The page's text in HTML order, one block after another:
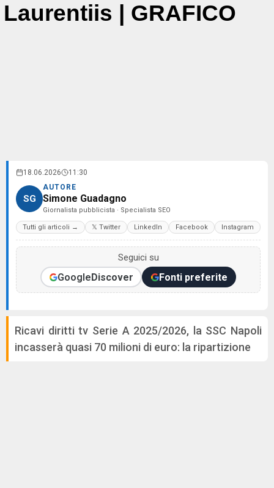
Laurentiis | GRAFICO
18.06.2026 11:30
SG
AUTORE
Simone Guadagno
Giornalista pubblicista · Specialista SEO
Tutti gli articoli → 𝕏 Twitter LinkedIn Facebook Instagram
Seguici su
GoogleDiscover Fonti preferite
Ricavi diritti tv Serie A 2025/2026, la SSC Napoli
incasserà quasi 70 milioni di euro: la ripartizione